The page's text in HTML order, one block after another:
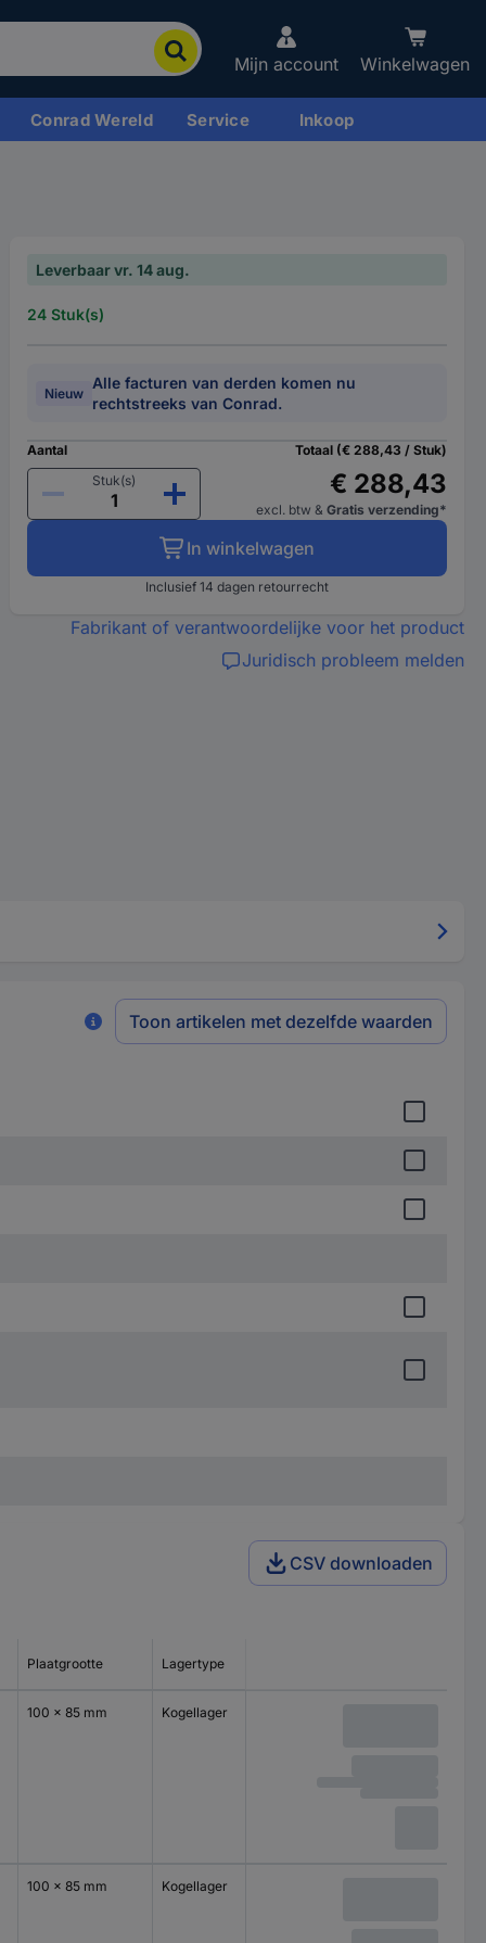
Mijn account Winkelwagen
Conrad Wereld Service Inkoop
Leverbaar vr. 14 aug.
24 Stuk(s)
Nieuw
Alle facturen van derden komen nu
rechtstreeks van Conrad.
Aantal
Stuk(s)
Totaal (€ 288,43 / Stuk)
€ 288,43
excl. btw & Gratis verzending*
In winkelwagen
Inclusief 14 dagen retourrecht
Fabrikant of verantwoordelijke voor het product
Juridisch probleem melden
Toon artikelen met dezelfde waarden
CSV downloaden
Plaatgrootte Lagertype
100 x 85 mm Kogellager
100 x 85 mm Kogellager